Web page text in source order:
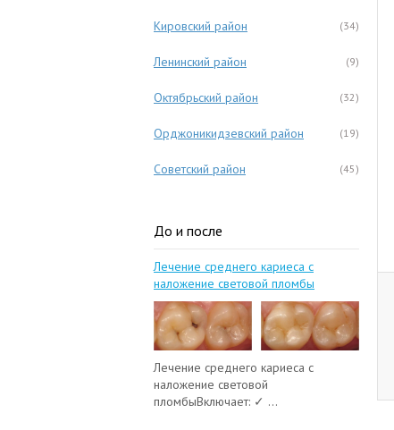
(34)
Кировский район
(9)
Ленинский район
(32)
Октябрьский район
(19)
Орджоникидзевский район
(45)
Советский район
До и после
Лечение среднего кариеса с
наложение световой пломбы
Лечение среднего кариеса с
наложение световой
пломбыВключает: ✓ ...